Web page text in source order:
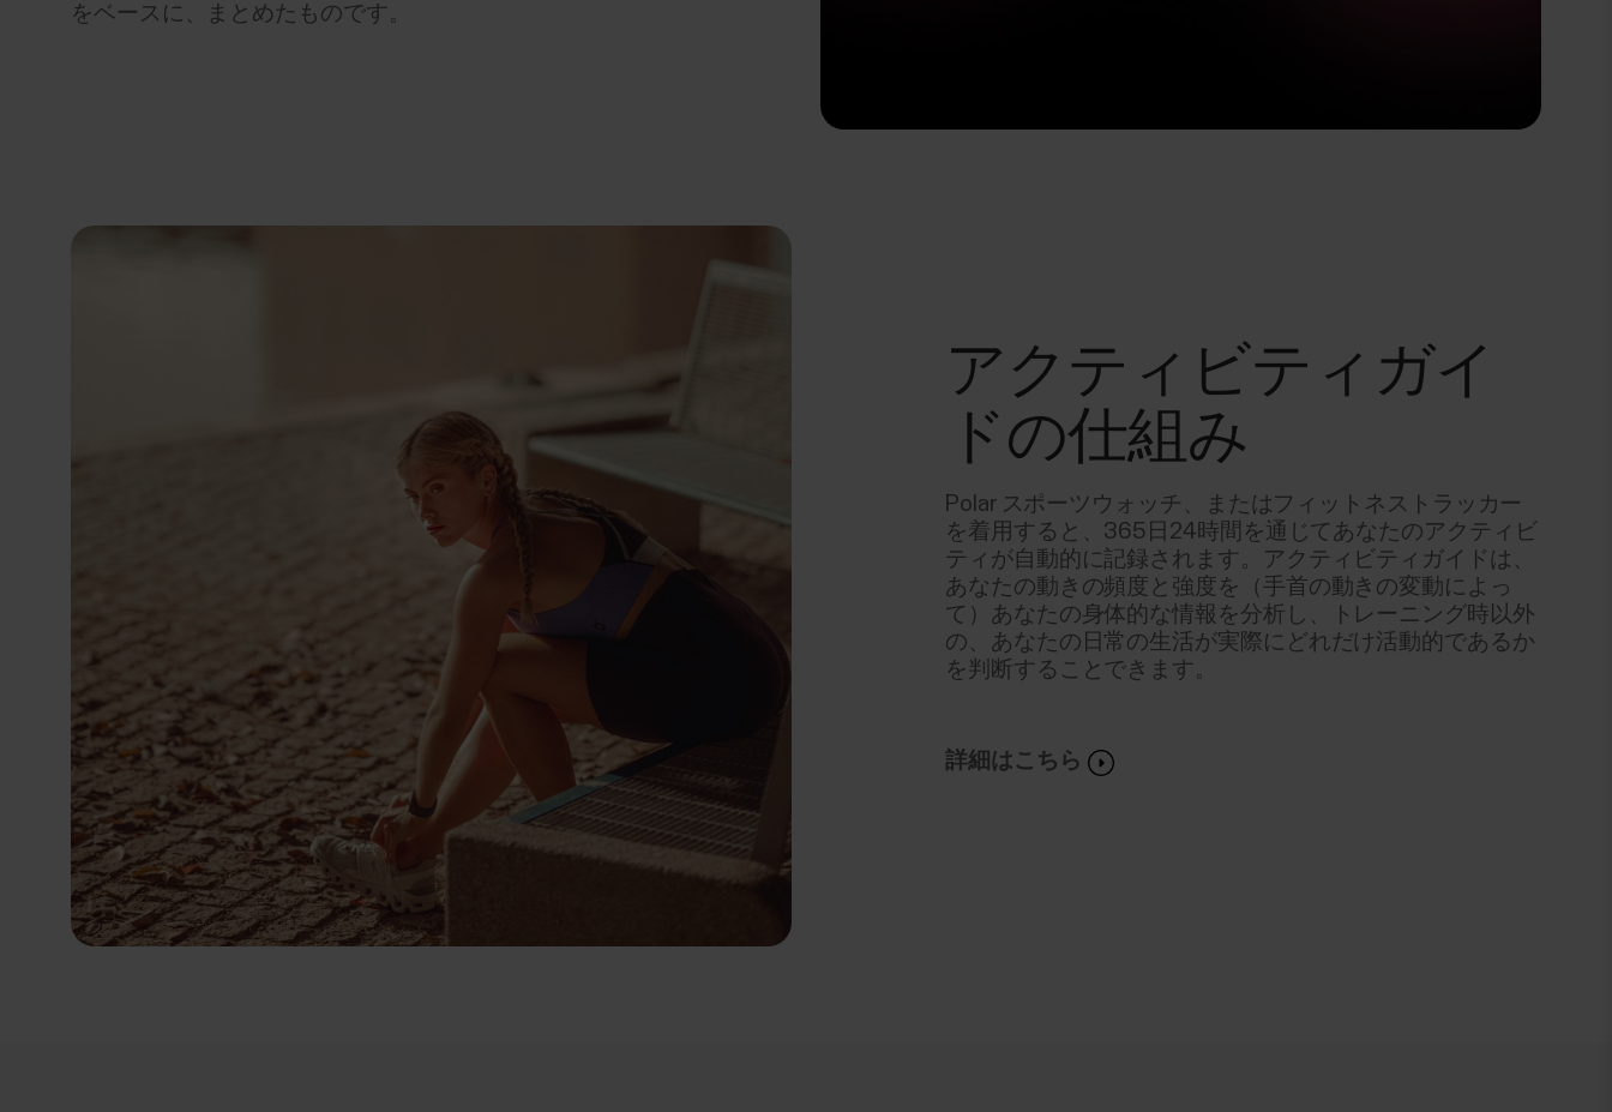
をベースに、まとめたものです。
アクティビティガイ
ドの仕組み
Polar スポーツウォッチ、またはフィットネストラッカー
を着用すると、365日24時間を通じてあなたのアクティビ
ティが自動的に記録されます。アクティビティガイドは、
あなたの動きの頻度と強度を（手首の動きの変動によっ
て）あなたの身体的な情報を分析し、トレーニング時以外
の、あなたの日常の生活が実際にどれだけ活動的であるか
を判断することできます。
詳細はこちら